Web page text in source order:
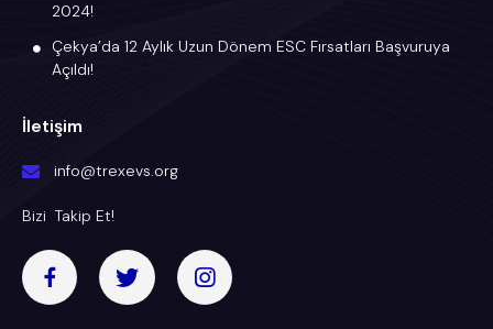
2024!
Çekya’da 12 Aylık Uzun Dönem ESC Fırsatları Başvuruya
Açıldı!
İletişim
info@trexevs.org
Bizi Takip Et!